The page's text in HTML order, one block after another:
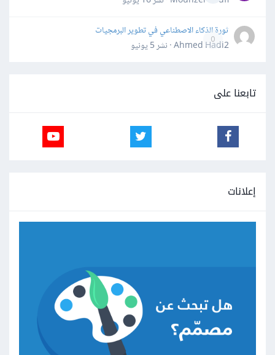
0
ثورة الذكاء الاصطناعي في تطوير البرمجيات
Ahmed Hadi2 · نشر
5 يونيو
تابعنا على
إعلانات